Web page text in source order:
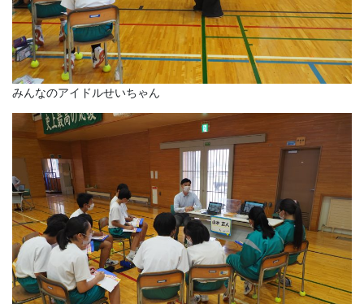
みんなのアイドルせいちゃん